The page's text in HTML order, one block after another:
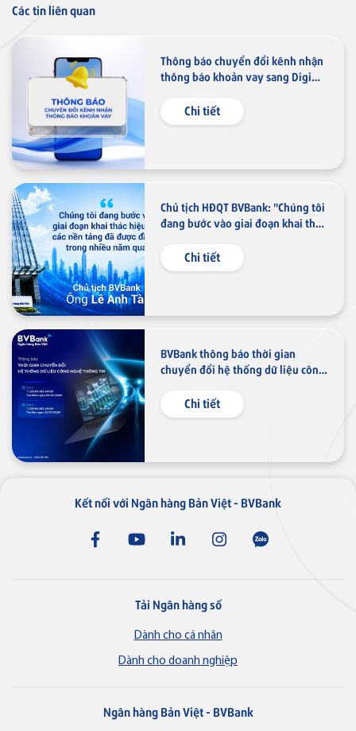
Các tin liên quan
Thông báo chuyển đổi kênh nhận
thông báo khoản vay sang Digimi
Chi tiết
Chủ tịch HĐQT BVBank: "Chúng tôi
đang bước vào giai đoạn khai thác
đầu tư trong nhiều năm qua"
Chi tiết
BVBank thông báo thời gian
chuyển đổi hệ thống dữ liệu công
Chi tiết
Thẻ NAPAS
Thẻ tín dụng BVBank NAPAS
Kết nối với Ngân hàng Bản Việt - BVBank
Tải Ngân hàng số
Dành cho cá nhân
Dành cho doanh nghiệp
Ngân hàng Bản Việt - BVBank